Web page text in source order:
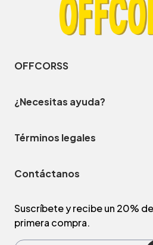
OFFCORSS
¿Necesitas ayuda?
Términos legales
Contáctanos
Suscríbete y recibe un 20%
primera compra.